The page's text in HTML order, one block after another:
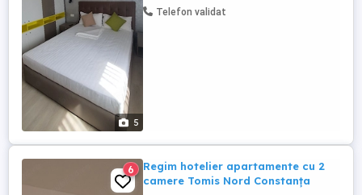
5
Complet mobilate și utilate modern Aer
Telefon validat
6
Regim hotelier apartamente cu 2
camere Tomis Nord Constanța